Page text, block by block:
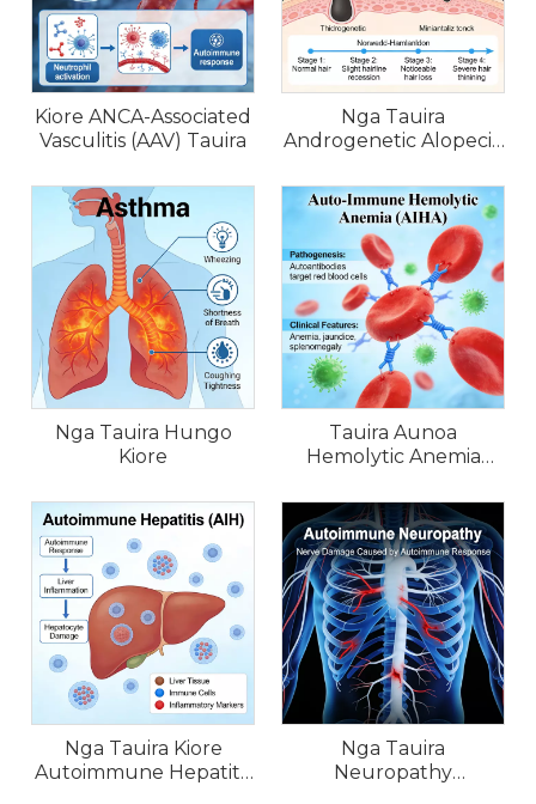
Kiore ANCA-Associated
Vasculitis (AAV) Tauira
Nga Tauira
Androgenetic Alopecia
Nga Tauira Hungo
Kiore
Tauira Aunoa
Hemolytic Anemia
Nga Tauira Kiore
Autoimmune Hepatitis
Nga Tauira
Neuropathy